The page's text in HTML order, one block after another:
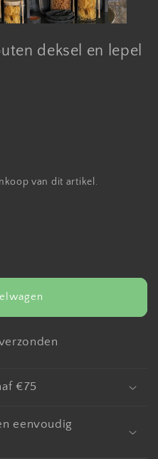
deksel en lepel
van dit artikel.
€75
eenvoudig